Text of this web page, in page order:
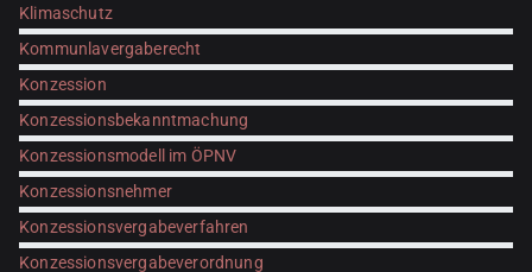
Klimaschutz
Kommunlavergaberecht
Konzession
Konzessionsbekanntmachung
Konzessionsmodell im ÖPNV
Konzessionsnehmer
Konzessionsvergabeverfahren
Konzessionsvergabeverordnung